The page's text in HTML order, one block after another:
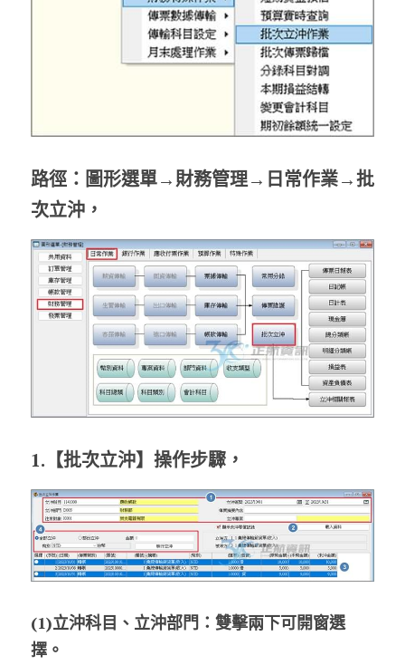
路徑：圖形選單→財務管理→日常作業→批
次立沖，
1.【批次立沖】操作步驟，
(1)立沖科目、立沖部門：雙擊兩下可開窗選
擇。